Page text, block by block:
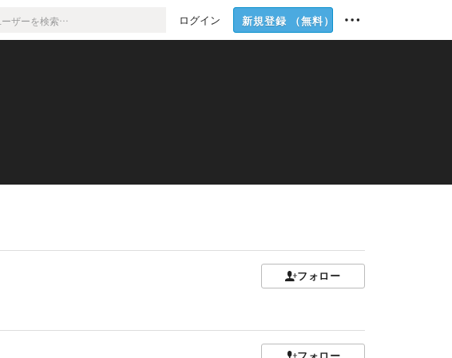
ログイン 新規登録 （無料）
フォロー